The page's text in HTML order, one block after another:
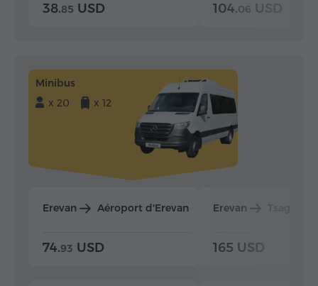
38.85 USD 104.06 USD
Minibus
x 20
x 12
Erevan Aéroport d'Erevan
74.93 USD
Erevan
165 USD